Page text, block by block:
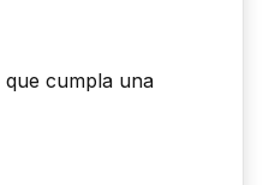
cumpla una